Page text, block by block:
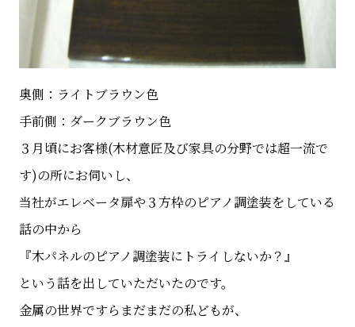
奥側：ライトブラウン色
手前側：ダークブラウン色
３月頃にお客様(木材意匠及び家具の分野では超一流で
す)の所にお伺いし、
当社がエレベータ扉や３方枠のピアノ調塗装をしている
話の中から
『木パネルのピアノ調塗装にトライしないか？』
という話を出していただいたのです。
金属の世界ですらまだまだの私どもが、